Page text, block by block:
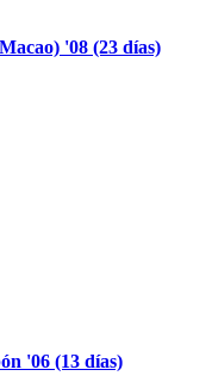
'08 (23 días)
'06 (13 días)